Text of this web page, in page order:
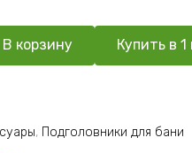
В корзину Купить в 1
, Подголовники для бани